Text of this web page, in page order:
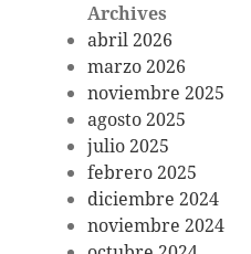
Archives
abril 2026
marzo 2026
noviembre 2025
agosto 2025
julio 2025
febrero 2025
diciembre 2024
noviembre 2024